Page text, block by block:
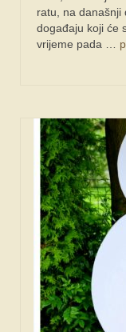
ratu, na današnji
događaju koji će
vrijeme pada …